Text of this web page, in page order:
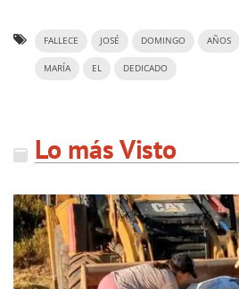
FALLECE JOSÉ DOMINGO AÑOS
MARÍA EL DEDICADO
Lo más Visto